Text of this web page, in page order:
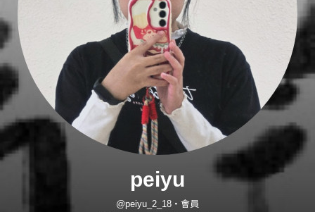
peiyu
@peiyu_2_18・會員